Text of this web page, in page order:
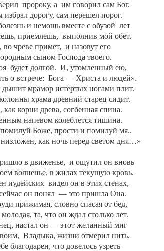
пророку, а им говорил сам Бог.
избрал дорогу, сам перешел порог.
и немощь вместе с обузой лет
приемлешь, выполнив мой обет.
во чреве примет, и назовут его
сыном Господа твоего.
будет долгой. И, утомленный ею,
о встрече: Бога — Христа и людей».
мрамор истертых ногами плит.
храма древний старец сидит.
корни древа, согбенная спина.
напевом колеблется тишина.
Боже, прости и помилуй мя..
как ночь перед светом дня…»
в движенье, и ощутил он вновь
волненье, в жилах текущую кровь.
иудейских видел он в этих стенах,
он понял — это пришла Она.
прижимая, словно спасая от бед,
та, что он ждал столько лет.
настал он — этот желанный миг
Владыка, жизни отмерил нить.
благодарен, что довелось узреть